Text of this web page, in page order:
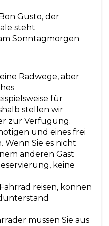
Gusto, der
steht
Sonntagmorgen
Radwege, aber
für
stellen wir
zur Verfügung.
und eines frei
Wenn Sie es nicht
anderen Gast
keine
reisen, können
müssen Sie aus